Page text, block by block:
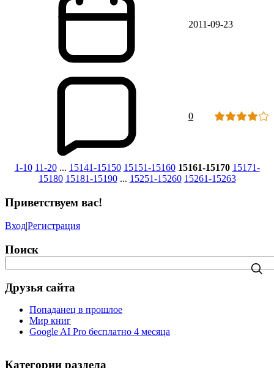
2011-09-23
0
1-10 11-20 ... 15141-15150 15151-15160 15161-15170 15171-
15180 15181-15190 ... 15251-15260 15261-15263
Приветствуем вас!
Вход|Регистрация
Поиск
Друзья сайта
Попаданец в прошлое
Мир книг
Google AI Pro бесплатно 4 месяца
Категории раздела